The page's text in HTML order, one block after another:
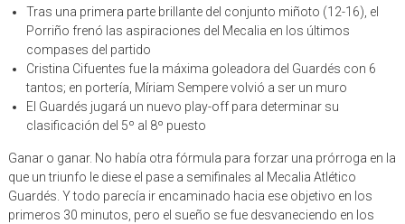
Tras una primera parte brillante del conjunto miñoto (12-16), el
Porriño frenó las aspiraciones del Mecalia en los últimos
compases del partido
Cristina Cifuentes fue la máxima goleadora del Guardés con 6
tantos; en portería, Míriam Sempere volvió a ser un muro
El Guardés jugará un nuevo play-off para determinar su
clasificación del 5º al 8º puesto
Ganar o ganar. No había otra fórmula para forzar una prórroga en la
que un triunfo le diese el pase a semifinales al Mecalia Atlético
Guardés. Y todo parecía ir encaminado hacia ese objetivo en los
primeros 30 minutos, pero el sueño se fue desvaneciendo en los